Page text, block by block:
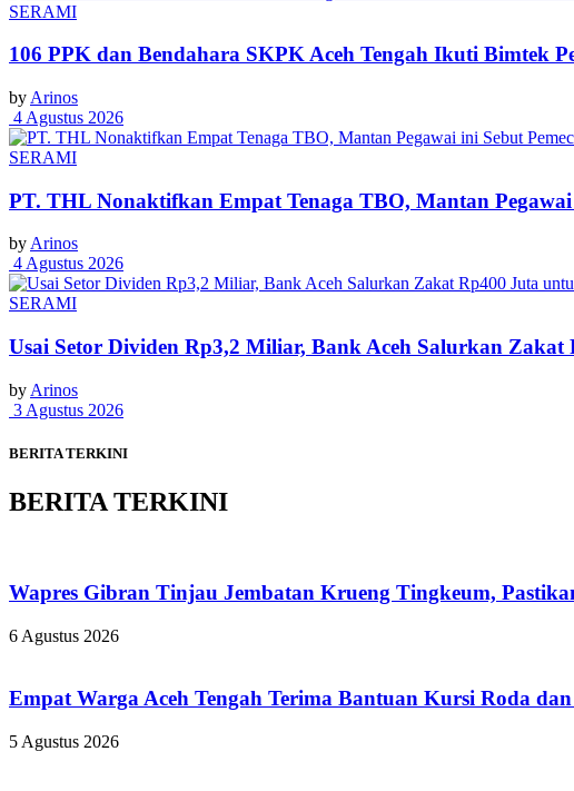
SERAMI
106 PPK dan Bendahara SKPK Aceh Tengah Ikuti Bimtek
by Arinos
4 Agustus 2026
SERAMI
PT. THL Nonaktifkan Empat Tenaga TBO, Mantan Pegawai
byArinos
4 Agustus 2026
SERAMI
Usai Setor Dividen Rp3,2 Miliar, Bank Aceh Salurkan Zakat
by Arinos
3 Agustus 2026
BERITA TERKINI
BERITA TERKINI
Wapres Gibran Tinjau Jembatan Krueng Tingkeum,
6 Agustus 2026
Empat Warga Aceh Tengah Terima Bantuan Kursi Roda
5 Agustus 2026